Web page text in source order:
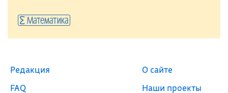
Математика
Редакция
FAQ
О сайте
Наши проекты